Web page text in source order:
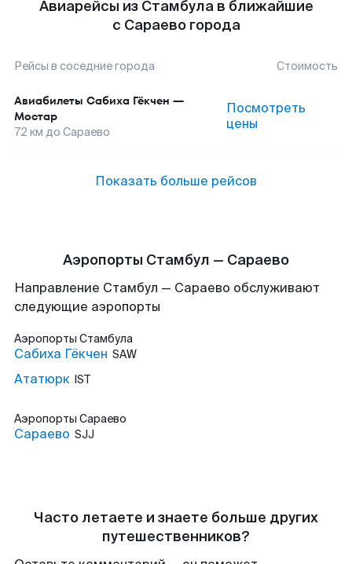
Авиарейсы из Стамбула в ближайшие
с Сараево города
Рейсы в соседние города Стоимость
Авиабилеты Сабиха Гёкчен —
Мостар
72 км до Сараево
Посмотреть
цены
Показать больше рейсов
Аэропорты Стамбул — Сараево
Направление Стамбул — Сараево обслуживают
следующие аэропорты
Аэропорты Стамбула
Сабиха Гёкчен SAW
Ататюрк IST
Аэропорты Сараево
Сараево SJJ
Часто летаете и знаете больше других
путешественников?